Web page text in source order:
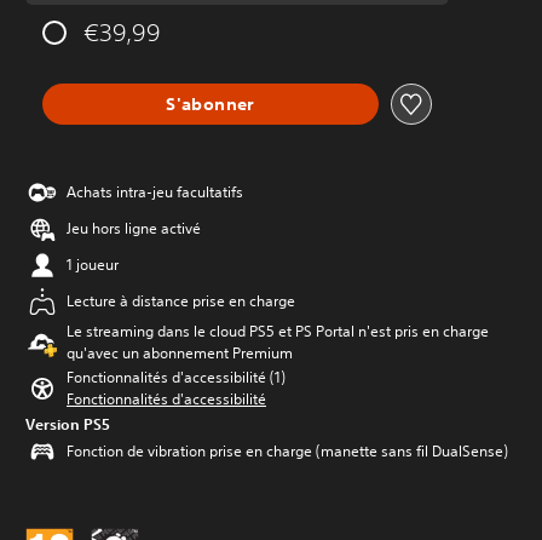
€39,99
S'abonner
Achats intra-jeu facultatifs
Jeu hors ligne activé
1 joueur
Lecture à distance prise en charge
Le streaming dans le cloud PS5 et PS Portal n'est pris en charge
qu'avec un abonnement Premium
Fonctionnalités d'accessibilité (1)
Fonctionnalités d'accessibilité
Version PS5
Fonction de vibration prise en charge (manette sans fil DualSense)